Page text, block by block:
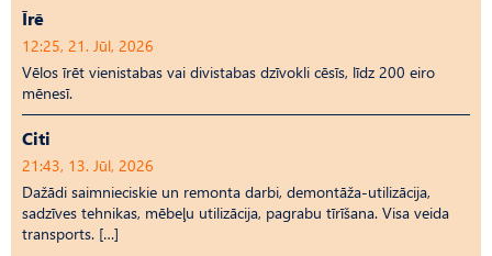
Īrē
12:25, 21. Jūl, 2026
Vēlos īrēt vienistabas vai divistabas dzīvokli cēsīs, līdz 200 eiro
mēnesī.
Citi
21:43, 13. Jūl, 2026
Dažādi saimnieciskie un remonta darbi, demontāža-utilizācija,
sadzīves tehnikas, mēbeļu utilizācija, pagrabu tīrīšana. Visa veida
transports. […]